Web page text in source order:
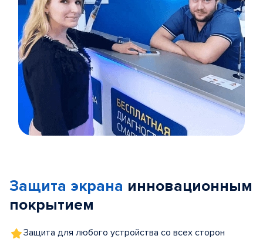
5
Защита экрана инновационным
покрытием
Защита для любого устройства со всех сторон